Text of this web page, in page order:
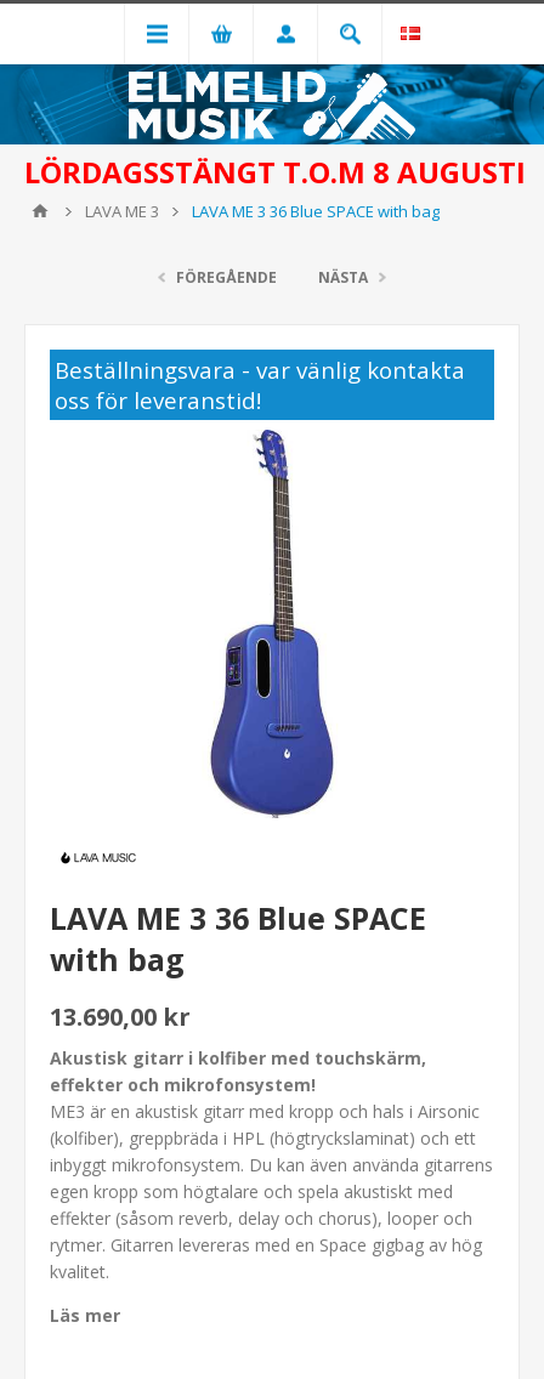
LÖRDAGSSTÄNGT T.O.M 8 AUGUSTI
LAVA ME 3 LAVA ME 3 36 Blue SPACE with bag
FÖREGÅENDE NÄSTA
Beställningsvara - var vänlig kontakta
oss för leveranstid!
LAVA ME 3 36 Blue SPACE
with bag
13.690,00 kr
Akustisk gitarr i kolfiber med touchskärm,
effekter och mikrofonsystem!
ME3 är en akustisk gitarr med kropp och hals i Airsonic
(kolfiber), greppbräda i HPL (högtryckslaminat) och ett
inbyggt mikrofonsystem. Du kan även använda gitarrens
egen kropp som högtalare och spela akustiskt med
effekter (såsom reverb, delay och chorus), looper och
rytmer. Gitarren levereras med en Space gigbag av hög
kvalitet.
Läs mer